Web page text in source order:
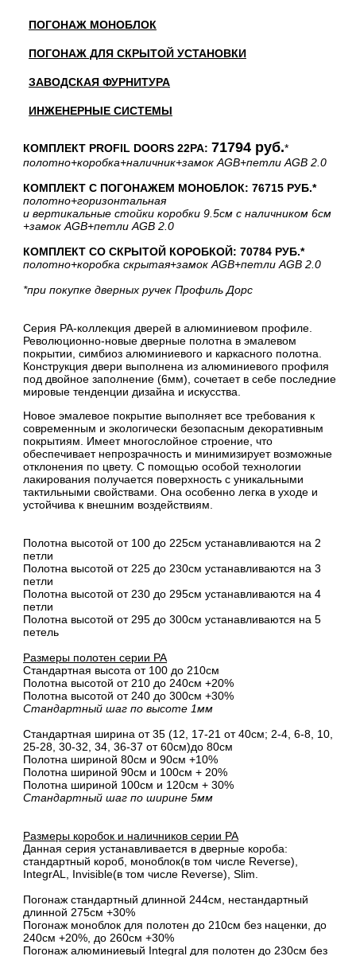
ПОГОНАЖ МОНОБЛОК
ПОГОНАЖ ДЛЯ СКРЫТОЙ УСТАНОВКИ
ЗАВОДСКАЯ ФУРНИТУРА
ИНЖЕНЕРНЫЕ СИСТЕМЫ
КОМПЛЕКТ PROFIL DOORS 22PA: 71794 руб.*
полотно+коробка+наличник+замок AGB+петли AGB 2.0
КОМПЛЕКТ С ПОГОНАЖЕМ МОНОБЛОК: 76715 РУБ.*
полотно+горизонтальная
и вертикальные стойки коробки 9.5см с наличником 6см
+замок AGB+петли AGB 2.0
КОМПЛЕКТ СО СКРЫТОЙ КОРОБКОЙ: 70784 РУБ.*
полотно+коробка скрытая+замок AGB+петли AGB 2.0
*при покупке дверных ручек Профиль Дорс
Серия PA-коллекция дверей в алюминиевом профиле.
Революционно-новые дверные полотна в эмалевом
покрытии, симбиоз алюминиевого и каркасного полотна.
Конструкция двери выполнена из алюминиевого профиля
под двойное заполнение (6мм), сочетает в себе последние
мировые тенденции дизайна и искусства.
Новое эмалевое покрытие выполняет все требования к
современным и экологически безопасным декоративным
покрытиям. Имеет многослойное строение, что
обеспечивает непрозрачность и минимизирует возможные
отклонения по цвету. С помощью особой технологии
лакирования получается поверхность с уникальными
тактильными свойствами. Она особенно легка в уходе и
устойчива к внешним воздействиям.
Полотна высотой от 100 до 225см устанавливаются на 2
петли
Полотна высотой от 225 до 230см устанавливаются на 3
петли
Полотна высотой от 230 до 295см устанавливаются на 4
петли
Полотна высотой от 295 до 300см устанавливаются на 5
петель
Размеры полотен серии PA
Стандартная высота от 100 до 210см
Полотна высотой от 210 до 240см +20%
Полотна высотой от 240 до 300см +30%
Стандартный шаг по высоте 1мм
Стандартная ширина от 35 (12, 17-21 от 40см; 2-4, 6-8, 10,
25-28, 30-32, 34, 36-37 от 60см)до 80см
Полотна шириной 80cм и 90cм +10%
Полотна шириной 90см и 100см + 20%
Полотна шириной 100см и 120см + 30%
Стандартный шаг по ширине 5мм
Размеры коробок и наличников серии PA
Данная серия устанавливается в дверные короба:
стандартный короб, моноблок(в том числе Reverse),
IntegrAL, Invisible(в том числе Reverse), Slim.
Погонаж стандартный длинной 244см, нестандартный
длинной 275см +30%
Погонаж моноблок для полотен до 210см без наценки, до
240см +20%, до 260см +30%
Погонаж алюминиевый Integral для полотен до 230см без